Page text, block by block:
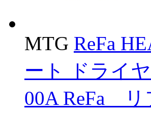
MTG ReFa
ート ドライ
00A ReFa リ